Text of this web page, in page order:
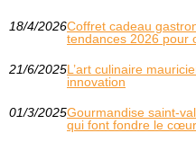
18/4/2026Coffret cadeau
tendances 2026 pour
21/6/2025L’art culinaire
innovation
01/3/2025Gourmandise saint-
qui font fondre le cœur